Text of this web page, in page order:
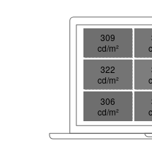
309
cd/m²
322
cd/m²
306
cd/m²